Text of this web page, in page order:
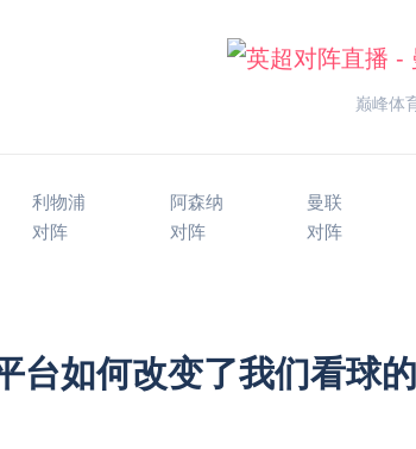
巅峰体
利物浦
对阵
阿森纳
对阵
曼联
对阵
台如何改变了我们看球